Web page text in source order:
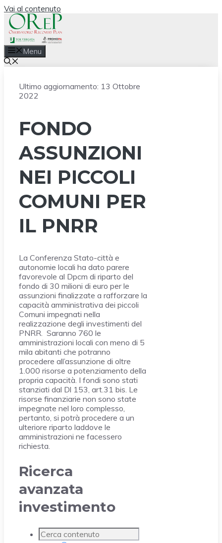
Vai al contenuto
Menu
Ultimo aggiornamento: 13 Ottobre
2022
FONDO
ASSUNZIONI
NEI PICCOLI
COMUNI PER
IL PNRR
La Conferenza Stato-città e
autonomie locali ha dato parere
favorevole al Dpcm di riparto del
fondo di 30 milioni di euro per le
assunzioni finalizzate a rafforzare la
capacità amministrativa dei piccoli
Comuni impegnati nella
realizzazione degli investimenti del
PNRR. Saranno 760 le
amministrazioni locali con meno di 5
mila abitanti che potranno
procedere all’assunzione di oltre
1.000 risorse a potenziamento della
propria capacità. I fondi sono stati
stanziati dal Dl 153, art.31 bis. Le
risorse finanziarie non sono state
impegnate nel loro complesso,
pertanto, si potrà procedere a un
ulteriore riparto laddove le
amministrazioni ne facessero
richiesta.
Ricerca
avanzata
investimento